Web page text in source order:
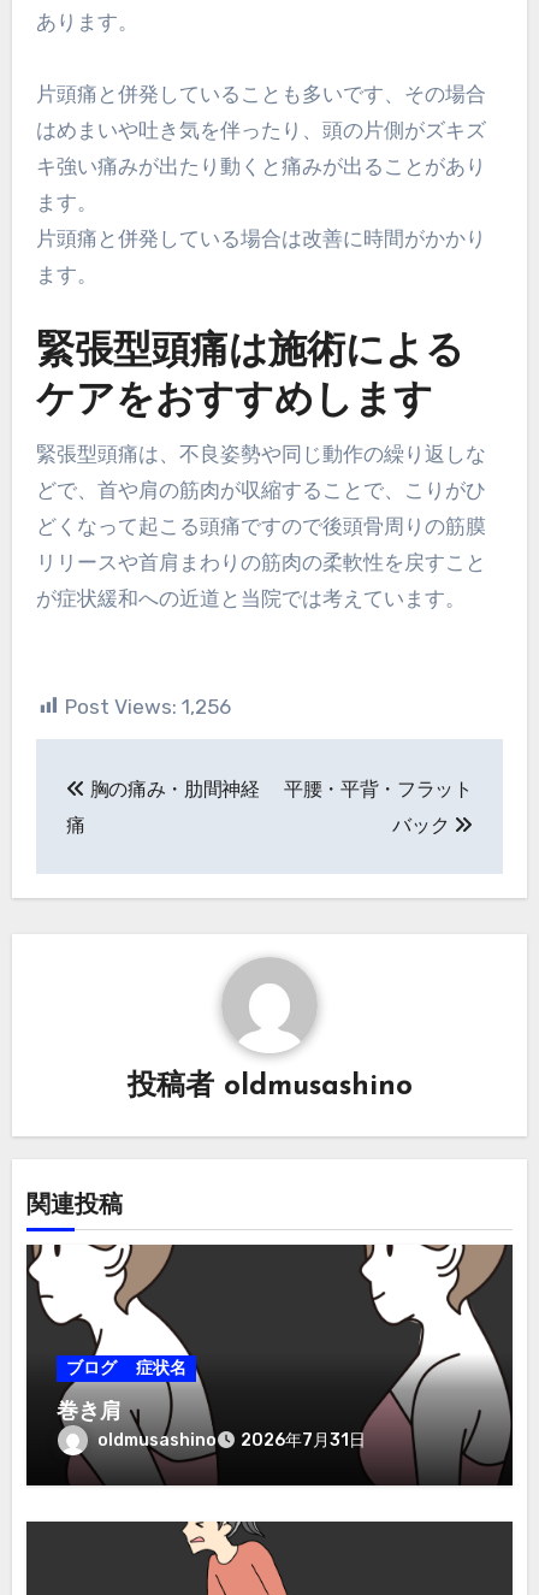
あります。
片頭痛と併発していることも多いです、その場合
はめまいや吐き気を伴ったり、頭の片側がズキズ
キ強い痛みが出たり動くと痛みが出ることがあり
ます。
片頭痛と併発している場合は改善に時間がかかり
ます。
緊張型頭痛は施術による
ケアをおすすめします
緊張型頭痛は、不良姿勢や同じ動作の繰り返しな
どで、首や肩の筋肉が収縮することで、こりがひ
どくなって起こる頭痛ですので後頭骨周りの筋膜
リリースや首肩まわりの筋肉の柔軟性を戻すこと
が症状緩和への近道と当院では考えています。
Post Views: 1,256
稿
ビ
胸の痛み・肋間神経
痛
平腰・平背・フラット
バック
投稿者 oldmusashino
関連投稿
ブログ 症状名
巻き肩
oldmusashino 2026年7月31日